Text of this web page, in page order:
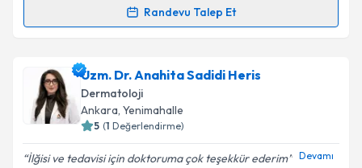
Randevu Talep Et
takvim hazırlandığında e-posta ile bilgilendireceğiz.
E-posta Adresiniz
Uzm. Dr. Anahita Sadidi Heris
Dermatoloji
Ankara, Yenimahalle
5 (1 Değerlendirme)
İlğisi ve tedavisi için doktoruma çok teşekkür ederim Devamı